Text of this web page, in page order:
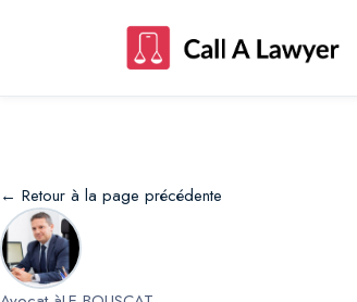
← Retour à la page précédente